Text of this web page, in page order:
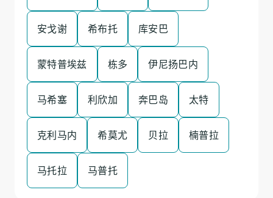
安戈谢 希布托 库安巴
蒙特普埃兹 栋多 伊尼扬巴内
马希塞 利欣加 奔巴岛 太特
克利马内 希莫尤 贝拉 楠普拉
马托拉 马普托